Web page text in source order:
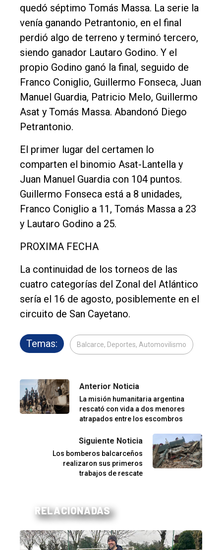
quedó séptimo Tomás Massa. La serie la
venía ganando Petrantonio, en el final
perdió algo de terreno y terminó tercero,
siendo ganador Lautaro Godino. Y el
propio Godino ganó la final, seguido de
Franco Coniglio, Guillermo Fonseca, Juan
Manuel Guardia, Patricio Melo, Guillermo
Asat y Tomás Massa. Abandonó Diego
Petrantonio.
El primer lugar del certamen lo
comparten el binomio Asat-Lantella y
Juan Manuel Guardia con 104 puntos.
Guillermo Fonseca está a 8 unidades,
Franco Coniglio a 11, Tomás Massa a 23
y Lautaro Godino a 25.
PROXIMA FECHA
La continuidad de los torneos de las
cuatro categorías del Zonal del Atlántico
sería el 16 de agosto, posiblemente en el
circuito de San Cayetano.
Temas: Balcarce, Deportes, Automovilismo
Anterior Noticia
La misión humanitaria argentina
rescató con vida a dos menores
atrapados entre los escombros
Siguiente Noticia
Los bomberos balcarceños
realizaron sus primeros
trabajos de rescate
RELACIONADAS